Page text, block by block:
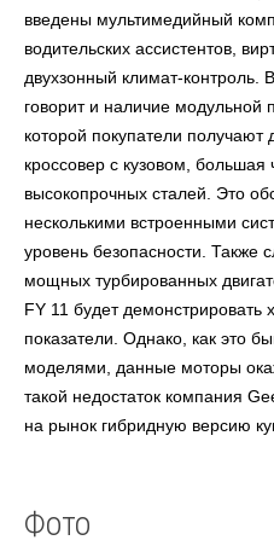
введены мультимедийный
водительских ассистентов,
двухзонный климат-контроль.
говорит и наличие
которой покупатели получают
кроссовер с кузовом, большая
высокопрочных сталей. Это
несколькими встроенными
уровень безопасности. Также
мощных турбированных
FY 11 будет
показатели. Однако, как это
моделями, данные моторы
такой недостаток компания
на рынок гибридную версию
Фото